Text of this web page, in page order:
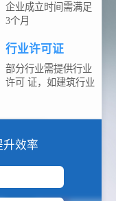
企业成立时间需满足
3个月
行业许可证
部分行业需提供行业
许可 证，如建筑行业
升效率